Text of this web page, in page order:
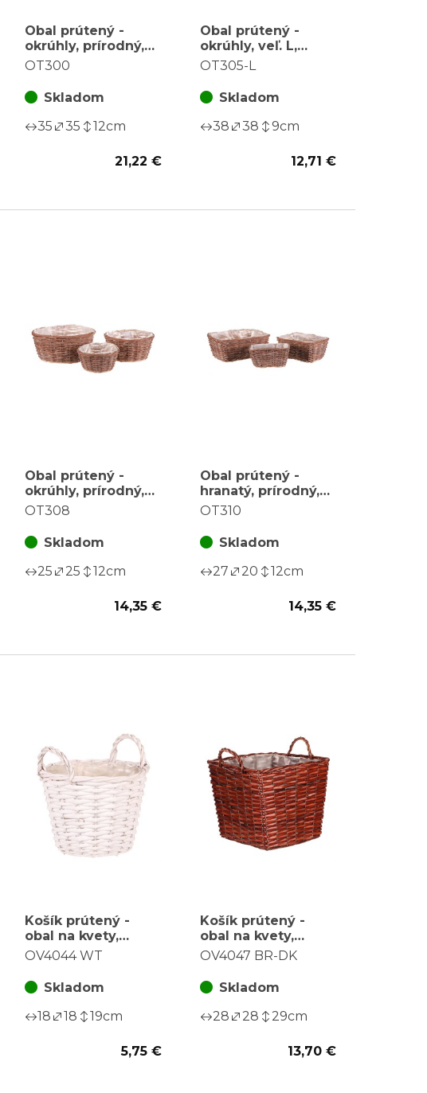
Obal prútený -
okrúhly, prírodný,
cena za sadu 2 ks
OT300
Skladom
35
35 12cm
21,22 €
Obal prútený -
okrúhly, veľ. L,
farba prírodná
OT305-L
Skladom
38
38 9cm
12,71 €
Obal prútený -
okrúhly, prírodný,
cena za sadu 3 ks
OT308
Skladom
25
25 12cm
14,35 €
Obal prútený -
hranatý, prírodný,
cena za sadu 3 ks
OT310
Skladom
27
20 12cm
14,35 €
Košík prútený -
obal na kvety,
okrúhly, biely
OV4044 WT
Skladom
18
18 19cm
5,75 €
Košík prútený -
obal na kvety,
hranatý, tmavo
OV4047 BR-DK
Skladom
28
28 29cm
13,70 €